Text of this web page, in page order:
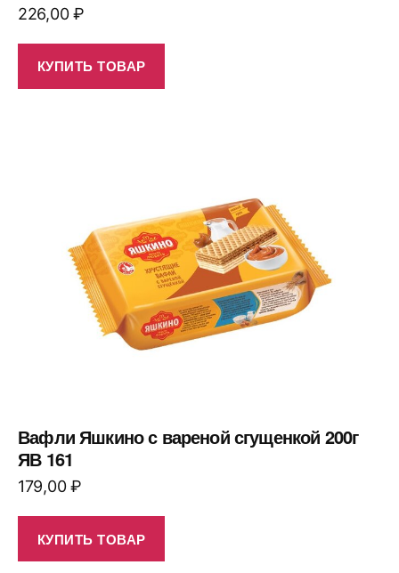
226,00₽
КУПИТЬ ТОВАР
Вафли Яшкино с вареной сгущенкой 200г
ЯВ 161
179,00₽
КУПИТЬ ТОВАР